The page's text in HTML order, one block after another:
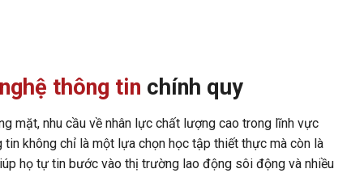
thông tin chính quy
mặt, nhu cầu về nhân lực chất lượng cao trong lĩnh vực
tin không chỉ là một lựa chọn học tập thiết thực mà còn là
họ tự tin bước vào thị trường lao động sôi động và nhiều